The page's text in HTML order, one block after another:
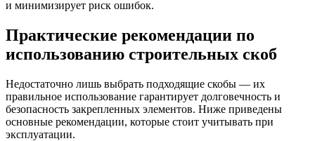
и минимизирует риск ошибок.
Практические рекомендации по
использованию строительных скоб
Недостаточно лишь выбрать подходящие скобы — их
правильное использование гарантирует долговечность и
безопасность закрепленных элементов. Ниже приведены
основные рекомендации, которые стоит учитывать при
эксплуатации.